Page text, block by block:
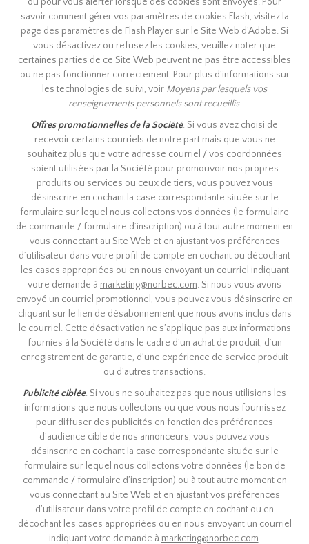
savoir comment gérer vos paramètres de cookies Flash, visitez la
page des paramètres de Flash Player sur le Site Web d’Adobe. Si
vous désactivez ou refusez les cookies, veuillez noter que
certaines parties de ce Site Web peuvent ne pas être accessibles
ou ne pas fonctionner correctement. Pour plus d’informations sur
les technologies de suivi, voir Moyens par lesquels vos
renseignements personnels sont recueillis.
Offres promotionnelles de la Société. Si vous avez choisi de
recevoir certains courriels de notre part mais que vous ne
souhaitez plus que votre adresse courriel / vos coordonnées
soient utilisées par la Société pour promouvoir nos propres
produits ou services ou ceux de tiers, vous pouvez vous
désinscrire en cochant la case correspondante située sur le
formulaire sur lequel nous collectons vos données (le formulaire
de commande / formulaire d’inscription) ou à tout autre moment en
vous connectant au Site Web et en ajustant vos préférences
d’utilisateur dans votre profil de compte en cochant ou décochant
les cases appropriées ou en nous envoyant un courriel indiquant
votre demande à marketing@norbec.com. Si nous vous avons
envoyé un courriel promotionnel, vous pouvez vous désinscrire en
cliquant sur le lien de désabonnement que nous avons inclus dans
le courriel. Cette désactivation ne s’applique pas aux informations
fournies à la Société dans le cadre d’un achat de produit, d’un
enregistrement de garantie, d’une expérience de service produit
ou d’autres transactions.
Publicité ciblée. Si vous ne souhaitez pas que nous utilisions les
informations que nous collectons ou que vous nous fournissez
pour diffuser des publicités en fonction des préférences
d’audience cible de nos annonceurs, vous pouvez vous
désinscrire en cochant la case correspondante située sur le
formulaire sur lequel nous collectons votre données (le bon de
commande / formulaire d’inscription) ou à tout autre moment en
vous connectant au Site Web et en ajustant vos préférences
d’utilisateur dans votre profil de compte en cochant ou en
décochant les cases appropriées ou en nous envoyant un courriel
indiquant votre demande à marketing@norbec.com.